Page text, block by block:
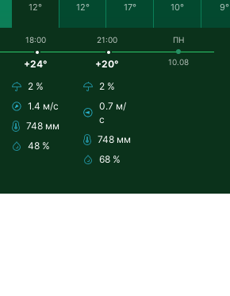
12° 12° 17° 10° 9°
18:00
+24°
2 %
1.4 м/с
748 мм
48 %
21:00
+20°
2 %
0.7 м/
с
748 мм
68 %
ПН
10.08